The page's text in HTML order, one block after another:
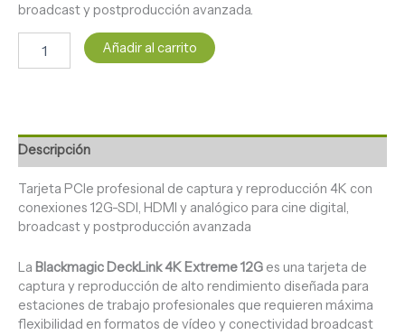
broadcast y postproducción avanzada.
Añadir al carrito
Descripción
Tarjeta PCIe profesional de captura y reproducción 4K con
conexiones 12G-SDI, HDMI y analógico para cine digital,
broadcast y postproducción avanzada
La Blackmagic DeckLink 4K Extreme 12G es una tarjeta de
captura y reproducción de alto rendimiento diseñada para
estaciones de trabajo profesionales que requieren máxima
flexibilidad en formatos de vídeo y conectividad broadcast